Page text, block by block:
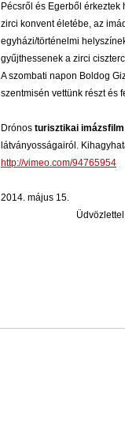
Pécsről és Egerből
zirci konvent életébe, az
egyházi/történelmi
gyűjthessenek a zirci
A szombati napon Boldog
szentmisén vettünk részt és
Drónos turisztikai imázsfilm
látványosságairól.
http://vimeo.com/94765954
2014. május 15.
Üdvözlettel: Fr.